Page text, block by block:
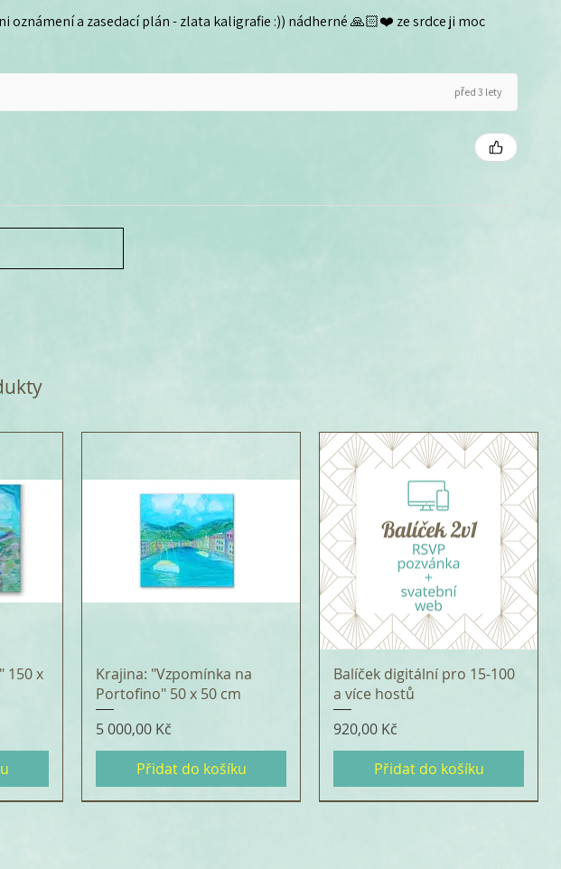
oznámení a zasedací plán - zlata kaligrafie :)) nádherné 🙏🏻❤️ ze srdce ji moc
před 3 lety
150 x
Krajina: "Vzpomínka na
Portofino" 50 x 50 cm
Cena
5 000,00 Kč
Přidat do košíku
Balíček digitální pro 15-100
a více hostů
Cena
920,00 Kč
Přidat do košíku